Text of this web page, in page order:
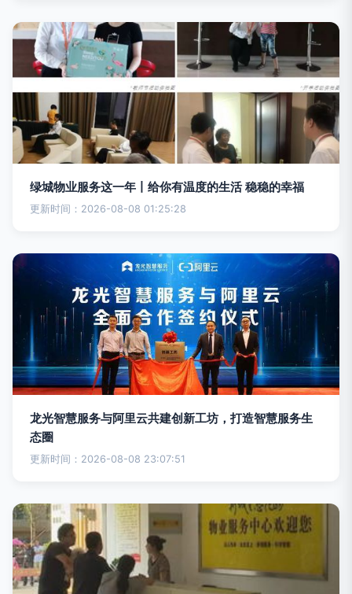
绿城物业服务这一年丨给你有温度的生活 稳稳的幸福
更新时间：2026-08-08 01:25:28
龙光智慧服务与阿里云共建创新工坊，打造智慧服务生
态圈
更新时间：2026-08-08 23:07:51